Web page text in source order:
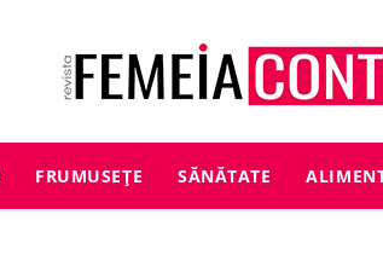
FRUMUSEȚE SĂNĂTATE